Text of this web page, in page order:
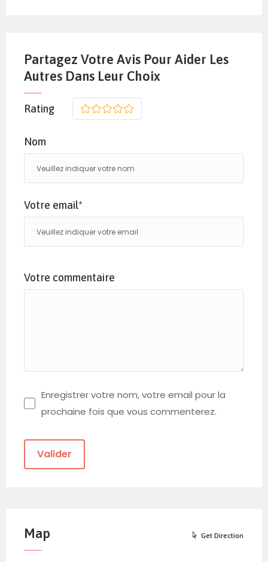
Partagez Votre Avis Pour Aider Les
Autres Dans Leur Choix
Rating 5
4
3
2
Nom
Votre email*
Votre commentaire
Enregistrer votre nom, votre email pour la
prochaine fois que vous commenterez.
Map Get Direction